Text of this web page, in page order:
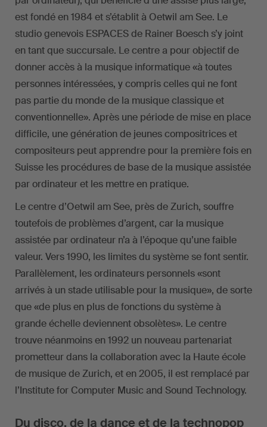
est fondé en 1984 et s’établit à Oetwil am See. Le
studio genevois ESPACES de Rainer Boesch s’y joint
en tant que succursale. Le centre a pour objectif de
donner accès à la musique informatique «à toutes
personnes intéressées, y compris celles qui ne font
pas partie du monde de la musique classique et
conventionnelle». Après une période de mise en place
difficile, une génération de jeunes compositrices et
compositeurs peut apprendre pour la première fois en
Suisse les procédures de base de la musique assistée
par ordinateur et les mettre en pratique.
Le centre d’Oetwil am See, près de Zurich, souffre
toutefois de problèmes d’argent, car la musique
assistée par ordinateur n’a à l’époque qu’une faible
valeur. Vers 1990, les limites du système se font sentir.
Parallèlement, les ordinateurs personnels «sont
arrivés à un stade utilisable pour la musique», de sorte
que «de plus en plus de fonctions du système à
grande échelle deviennent obsolètes». Le centre
trouve néanmoins en 1992 un nouveau partenariat
prometteur dans la collaboration avec la Haute école
de musique de Zurich, et en 2005, il est remplacé par
l’Institute for Computer Music and Sound Technology.
Du disco, de la dance et de la technopop